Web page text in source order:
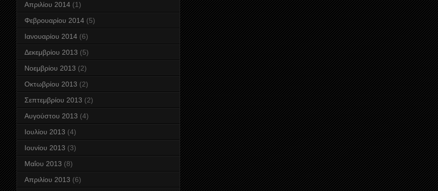
Απριλίου 2014(1)
Φεβρουαρίου 2014(5)
Ιανουαρίου 2014(6)
Δεκεμβρίου 2013 (5)
Νοεμβρίου 2013 (2)
Οκτωβρίου 2013 (2)
Σεπτεμβρίου 2013 (2)
Αυγούστου 2013 (4)
Ιουλίου 2013 (4)
Ιουνίου 2013 (3)
Μαΐου 2013 (8)
Απριλίου 2013 (6)